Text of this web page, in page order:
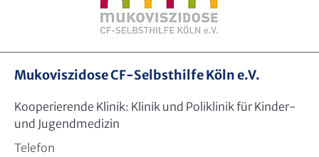
Mukoviszidose CF-Selbsthilfe Köln e.V.
Kooperierende Klinik: Klinik und Poliklinik für Kinder-
und Jugendmedizin
Telefon